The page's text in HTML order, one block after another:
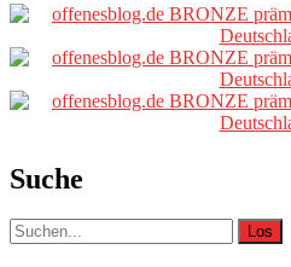
Primäre
Sidebar
Suche
Suche
nach: